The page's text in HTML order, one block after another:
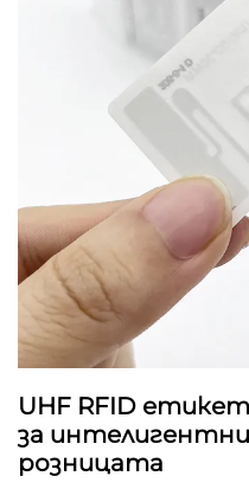
UHF RFID
за
розницата